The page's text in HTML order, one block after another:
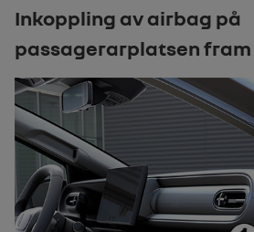
Inkoppling av airbag på
passagerarplatsen fram